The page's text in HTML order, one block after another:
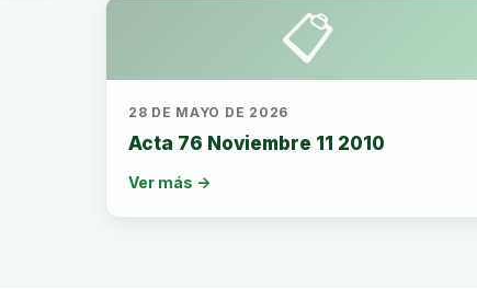
📋
28 DE MAYO DE 2026
Acta 76 Noviembre 11 2010
Ver más →